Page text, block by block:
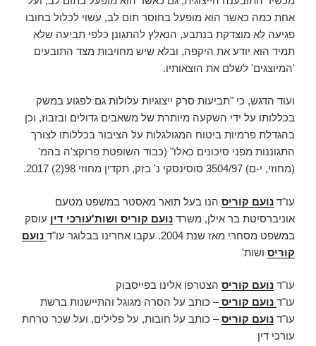
אחת כמה כאשר הוא מופעל בחוסר תום לב, עשוי לכלול בחובו
פגיעה לא מוצדקת בנתבע, הנאלץ להתגונן כלפי תביעה שלא
תמיד הוא יודע את היקפה, ובלא שיש מחויבות מצד התובעים
'המיוצגים' לשלם את הוצאותיו.
ועוד הדגש, כי "תביעות סרק ייצוגיות עלולות גם לפגוע במשק
בכללותו על ידי השקעה מיותרת של משאבים גדולים ובזבוז, וכן
בהגדלת פרמיות ביטוח המגולגלות על הציבור בכללותו לצורך
התגוננות מפני סיכונים כאלו" (כבוד השופטת פרוקצ'ה בהמ'
(מחוזי, י-ם) 3504/97 סוסינסקי נ' בזק, תקדין מחוזי 98(2) 2017.
עו"ד נועם קוריס הנו בעל תואר מאסטר במשפט מטעם
אוניברסיטת בר אילן, משרד נועם קוריס ושות'עורכי דין עוסק
במשפט מסחרי מאז שנת 2004. עקבו אחרינו בבלוגר עו"ד
נועם
קוריס ושות'
עו"ד נועם קוריס הצטרפו אלינו בפייסבוק
עו"ד נועם קוריס– כותב על הסרה מגוגל והתיישנות ברשת
עו"ד נועם קוריס– כותב על חובות, על פלילים, ועל שכר טרחת
עורכי דין